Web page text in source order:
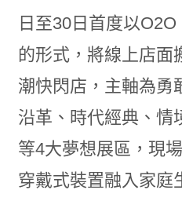
日至30日首度以
的形式，將線上店面
潮快閃店，主軸為勇
沿革、時代經典、情
等4大夢想展區，現
穿戴式裝置融入家庭